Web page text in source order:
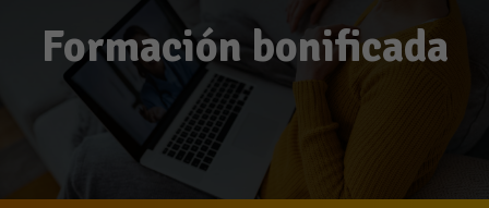
Formación bonificada